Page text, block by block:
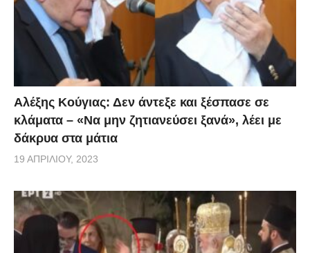
Αλέξης Κούγιας: Δεν άντεξε και ξέσπασε σε
κλάματα – «Να μην ζητιανεύσει ξανά», λέει με
δάκρυα στα μάτια
19 ΑΠΡΙΛΊΟΥ, 2023